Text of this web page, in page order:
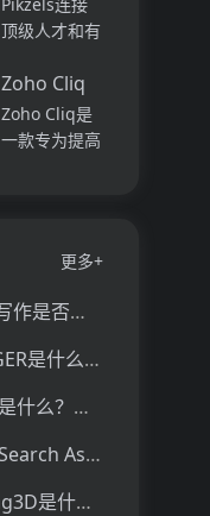
组织内容库，
并将所有文件
和内容集中在
深入分析公司
队和岗位的参
与度,帮助管
理者明确团队
互动症结所
顶级人才和有
我们促进协
作，释放创意
卓越。加入我
量，释放你的
Pi...
Zoho Cliq
Zoho Cliq是
一款专为提高
团队成员、对
话和工作流集
中在一个地
方,实现无缝
连接。主要功
能包括:组
更多+
AI论文写作是否靠谱？这6款论文AI写作神器真的可以让你效率翻倍
CHANGER是什么？一文让你看懂CHANGER的技术原理、主要功能、应用场景
Kiroku是什么？一文让你看懂Kiroku的技术原理、主要功能、应用场景
Vision Search Assistant是什么？一文让你看懂Vision Search Assistant的技术原理、主要功能、应用场景
MVDrag3D是什么？一文让你看懂MVDrag3D的技术原理、主要功能、应用场景